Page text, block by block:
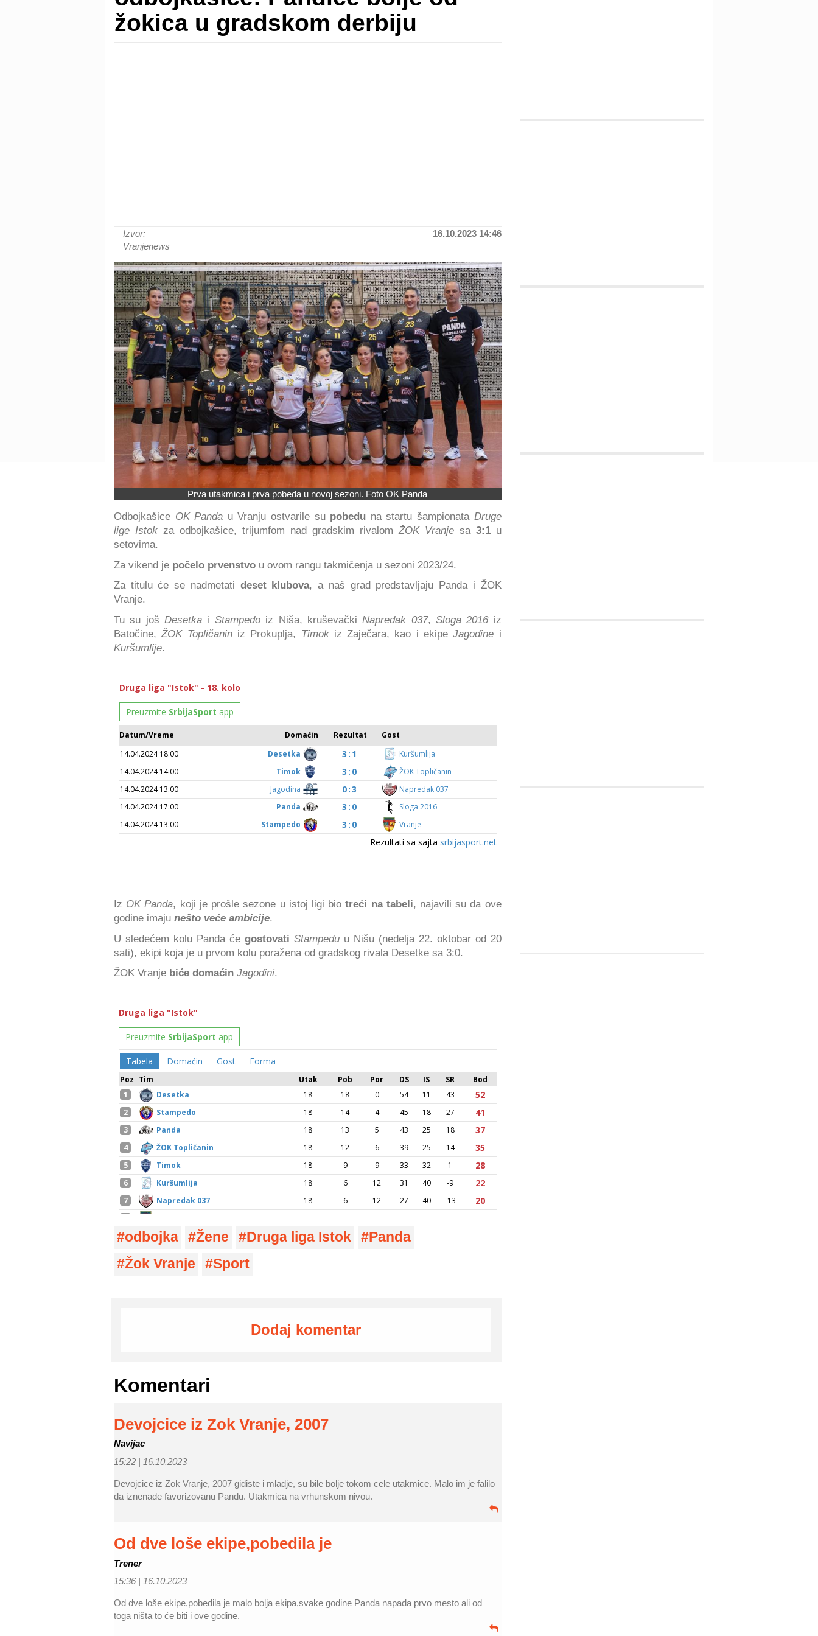
žokica u gradskom derbiju
Izvor:
Vranjenews
16.10.2023 14:46
Prva utakmica i prva pobeda u novoj sezoni. Foto OK Panda
Odbojkašice OK Panda u Vranju ostvarile supobedu na startu šampionata Druge
lige Istok za odbojkašice, trijumfom nad gradskim rivalom ŽOK Vranje sa 3:1u
setovima.
Za vikend je počelo prvenstvo u ovom rangu takmičenja u sezoni 2023/24.
Za titulu će se nadmetati deset klubova, a naš grad predstavljaju Panda i ŽOK
Vranje.
Tu su jošDesetka i Stampedo iz Niša, kruševačkiNapredak 037, Sloga 2016iz
Batočine,ŽOK Topličaniniz Prokuplja, Timok iz Zaječara, kao i ekipe Jagodine i
Kuršumlije.
Iz OK Panda, koji je prošle sezone u istoj ligi bio treći na tabeli, najavili su da ove
godine imaju nešto veće ambicije.
U sledećem kolu Panda će gostovati Stampeduu Nišu (nedelja 22. oktobar od 20
sati), ekipi koja je u prvom kolu poražena od gradskog rivala Desetke sa 3:0.
ŽOK Vranje biće domaćin Jagodini.
odbojka Žene Druga liga Istok
Panda
Žok Vranje
Sport
Dodaj komentar
Komentari
Devojcice iz Zok Vranje, 2007
Navijac
15:22 | 16.10.2023
Devojcice iz Zok Vranje, 2007 gidiste i mladje, su bile bolje tokom cele utakmice. Malo im je falilo
da iznenade favorizovanu Pandu. Utakmica na vrhunskom nivou.
Od dve loše ekipe,pobedila je
Trener
15:36 | 16.10.2023
Od dve loše ekipe,pobedila je malo bolja ekipa,svake godine Panda napada prvo mesto ali od
toga ništa to će biti i ove godine.